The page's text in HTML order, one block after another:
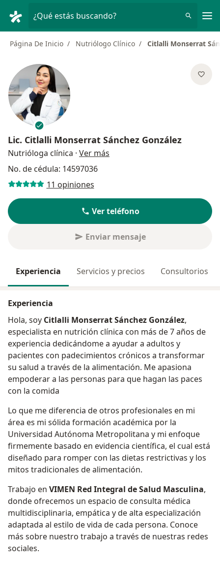
¿Qué estás buscando?
Página De Inicio Nutriólogo Clínico Citlalli Monserrat
Lic. Citlalli Monserrat Sánchez González
Nutrióloga clínica · Ver más
No. de cédula: 14597036
11 opiniones
Ver teléfono
Enviar mensaje
Experiencia Servicios y precios Consultorios
Experiencia
Hola, soy Citlalli Monserrat Sánchez González,
especialista en nutrición clínica con más de 7 años de
experiencia dedicándome a ayudar a adultos y
pacientes con padecimientos crónicos a transformar
su salud a través de la alimentación. Me apasiona
empoderar a las personas para que hagan las paces
con la comida
Lo que me diferencia de otros profesionales en mi
área es mi sólida formación académica por la
Universidad Autónoma Metropolitana y mi enfoque
firmemente basado en evidencia científica, el cual está
diseñado para romper con las dietas restrictivas y los
mitos tradicionales de alimentación.
Trabajo en VIMEN Red Integral de Salud Masculina,
donde ofrecemos un espacio de consulta médica
multidisciplinaria, empática y de alta especialización
adaptada al estilo de vida de cada persona. Conoce
más sobre nuestro trabajo a través de nuestras redes
sociales.